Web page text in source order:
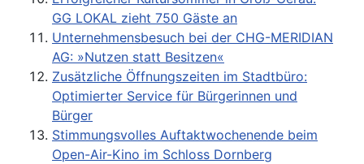
GG LOKAL zieht 750 Gäste an
Unternehmensbesuch bei der CHG-MERIDIAN
AG: »Nutzen statt Besitzen«
Zusätzliche Öffnungszeiten im Stadtbüro:
Optimierter Service für Bürgerinnen und
Bürger
Stimmungsvolles Auftaktwochenende beim
Open-Air-Kino im Schloss Dornberg